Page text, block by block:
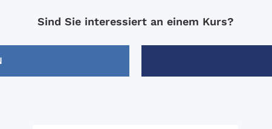
Sind Sie interessiert an einem Kurs?